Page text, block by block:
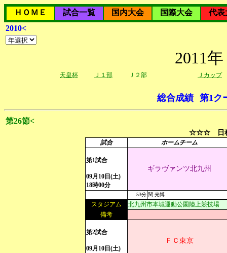
ＨＯＭＥ 試合一覧 国内大会 国際大会
代表
2010<
2011
天皇杯 Ｊ１部 Ｊ２部 Ｊカップ
総合成績 第1ク
第26節<
☆☆☆ 日
試合 ホームチーム
第1試合
09月10日(土)
18時00分
ギラヴァンツ北九州
53分 関 光博
スタジアム
北九州市本城運動公園陸上競技場
備考
第2試合
09月10日(土)
ＦＣ東京